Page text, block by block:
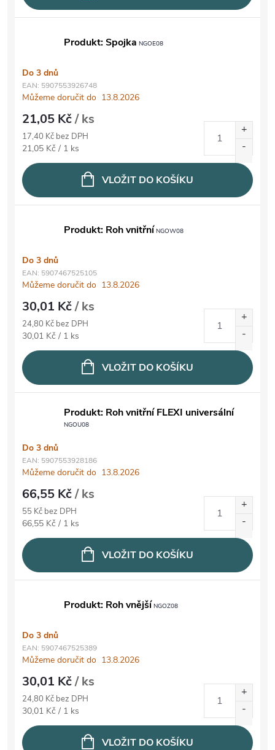
Produkt: Spojka NGOE08
Do 3 dnů
EAN: 5907553926748
Můžeme doručit do 13.8.2026
21,05 Kč/ ks
17,40 Kč bez DPH
Měrná cena:
21,05 Kč / 1 ks
VLOŽIT DO KOŠÍKU
Produkt: Roh vnitřní NGOW08
Do 3 dnů
EAN: 5907467525105
Můžeme doručit do 13.8.2026
30,01 Kč/ ks
24,80 Kč bez DPH
Měrná cena:
30,01 Kč / 1 ks
VLOŽIT DO KOŠÍKU
Produkt: Roh vnitřní FLEXI universální
NGOU08
Do 3 dnů
EAN: 5907553928186
Můžeme doručit do 13.8.2026
66,55 Kč/ ks
55 Kč bez DPH
Měrná cena:
66,55 Kč / 1 ks
VLOŽIT DO KOŠÍKU
Produkt: Roh vnější NGOZ08
Do 3 dnů
EAN: 5907467525389
Můžeme doručit do 13.8.2026
30,01 Kč/ ks
24,80 Kč bez DPH
Měrná cena:
30,01 Kč / 1 ks
VLOŽIT DO KOŠÍKU